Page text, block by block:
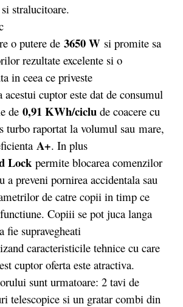
stralucitoare.
o putere de 3650 W si promite sa
rezultate excelente si o
in ceea ce priveste
cuptor este dat de consumul
de 0,91 KWh/ciclu de coacere cu
turbo raportat la volumul sau mare,
A+. In plus
Lock permite blocarea comenzilor
a preveni pornirea accidentala sau
de catre copii in timp ce
Copiii se pot juca langa
fie supravegheati
caracteristicile tehnice cu care
cuptor oferta este atractiva.
sunt urmatoare: 2 tavi de
telescopice si un gratar combi din